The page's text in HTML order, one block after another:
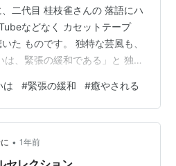
二代目 桂枝雀さんの 落語にハ
などなく カセットテープ
た ものです。 独特な芸風も、
は、緊張の緩和である」と 独自
します。 確か、落語を英語で
れたと記憶しています。 当時の
。 「貧乏神」とか「愛宕山」
れません。 皆さんもSNSなど
てみてはいかがでしょう
は #緊張の緩和 #癒やされる
• 1年前